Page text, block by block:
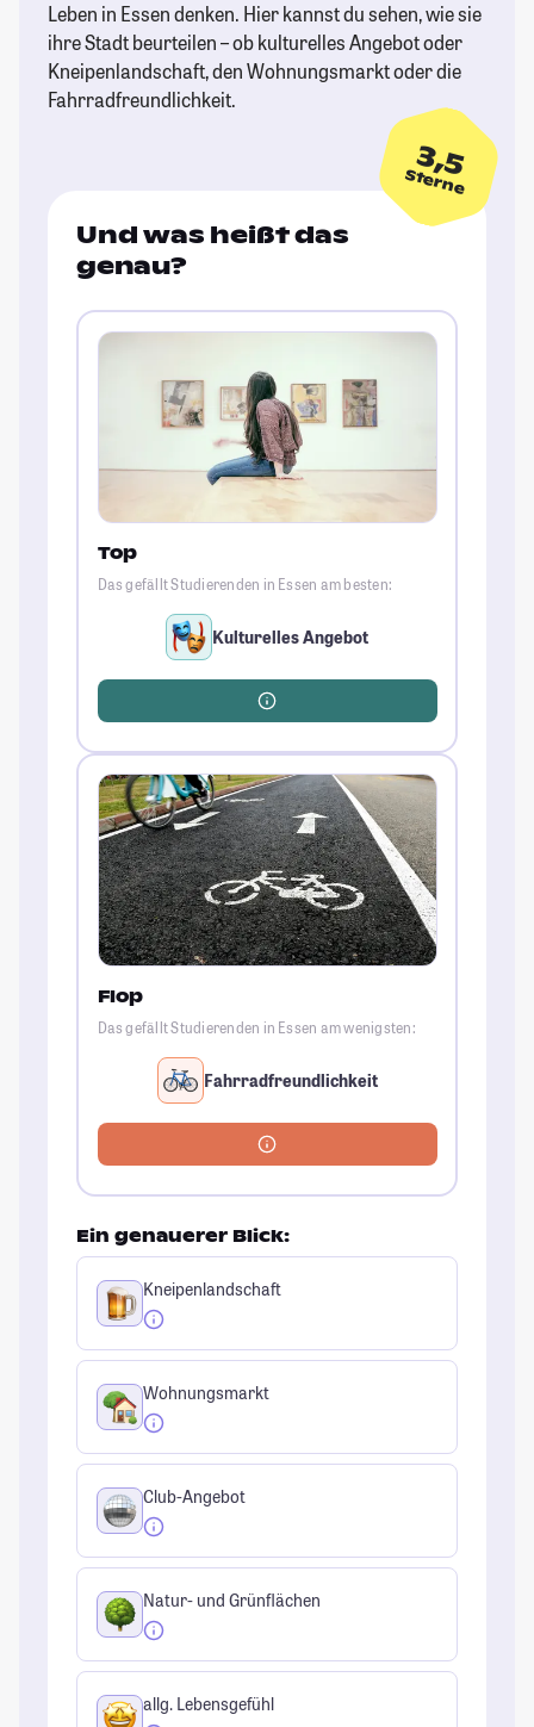
Leben in Essen denken. Hier kannst du sehen, wie sie
ihre Stadt beurteilen – ob kulturelles Angebot oder
Kneipenlandschaft, den Wohnungsmarkt oder die
Fahrradfreundlichkeit.
3,5
Sterne
Und was heißt das
genau?
Top
Das gefällt Studierenden in Essen am besten:
Kulturelles Angebot
Flop
Das gefällt Studierenden in Essen am wenigsten:
Fahrradfreundlichkeit
Ein genauerer Blick:
Kneipenlandschaft
Wohnungsmarkt
Club-Angebot
Natur- und Grünflächen
allg. Lebensgefühl